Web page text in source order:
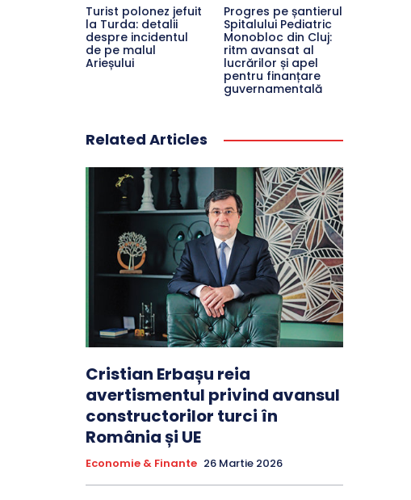
Turist polonez jefuit
la Turda: detalii
despre incidentul
de pe malul
Arieșului
Progres pe șantierul
Spitalului Pediatric
Monobloc din Cluj:
ritm avansat al
lucrărilor și apel
pentru finanțare
guvernamentală
Related Articles
Cristian Erbașu reia
avertismentul privind avansul
constructorilor turci în
România și UE
Economie & Finante 26 Martie 2026